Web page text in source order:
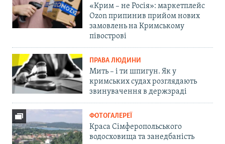
«Крим – не Росія»: маркетплейс
Ozon припинив прийом нових
замовлень на Кримському
півострові
ПРАВА ЛЮДИНИ
Мить – і ти шпигун. Як у
кримських судах розглядають
звинувачення в держзраді
ФОТОГАЛЕРЕЇ
Краса Сімферопольського
водосховища та занедбаність